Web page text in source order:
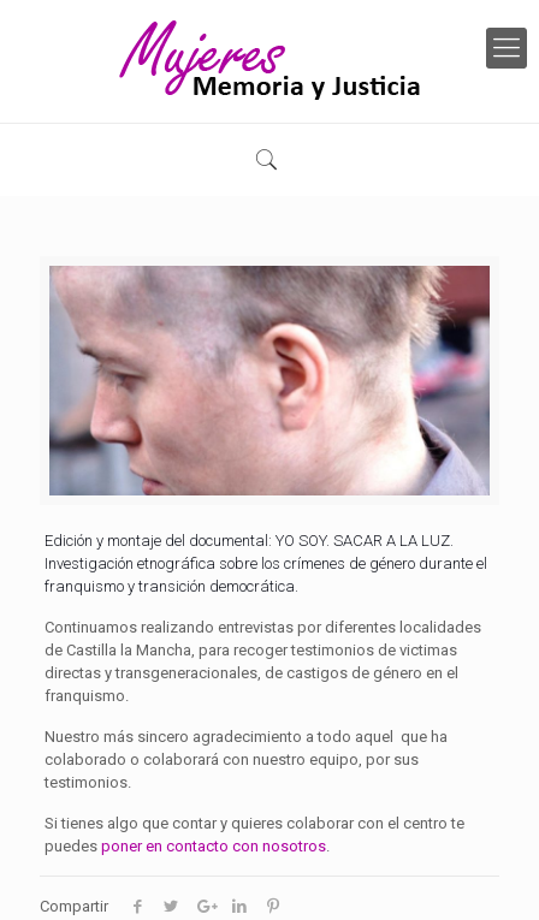
Edición y montaje del documental: YO SOY. SACAR A LA LUZ.
Investigación etnográfica sobre los crímenes de género durante el
franquismo y transición democrática.
Continuamos realizando entrevistas por diferentes localidades
de Castilla la Mancha, para recoger testimonios de victimas
directas y transgeneracionales, de castigos de género en el
franquismo.
Nuestro más sincero agradecimiento a todo aquel que ha
colaborado o colaborará con nuestro equipo, por sus
testimonios.
Si tienes algo que contar y quieres colaborar con el centro te
puedes poner en contacto con nosotros.
Compartir